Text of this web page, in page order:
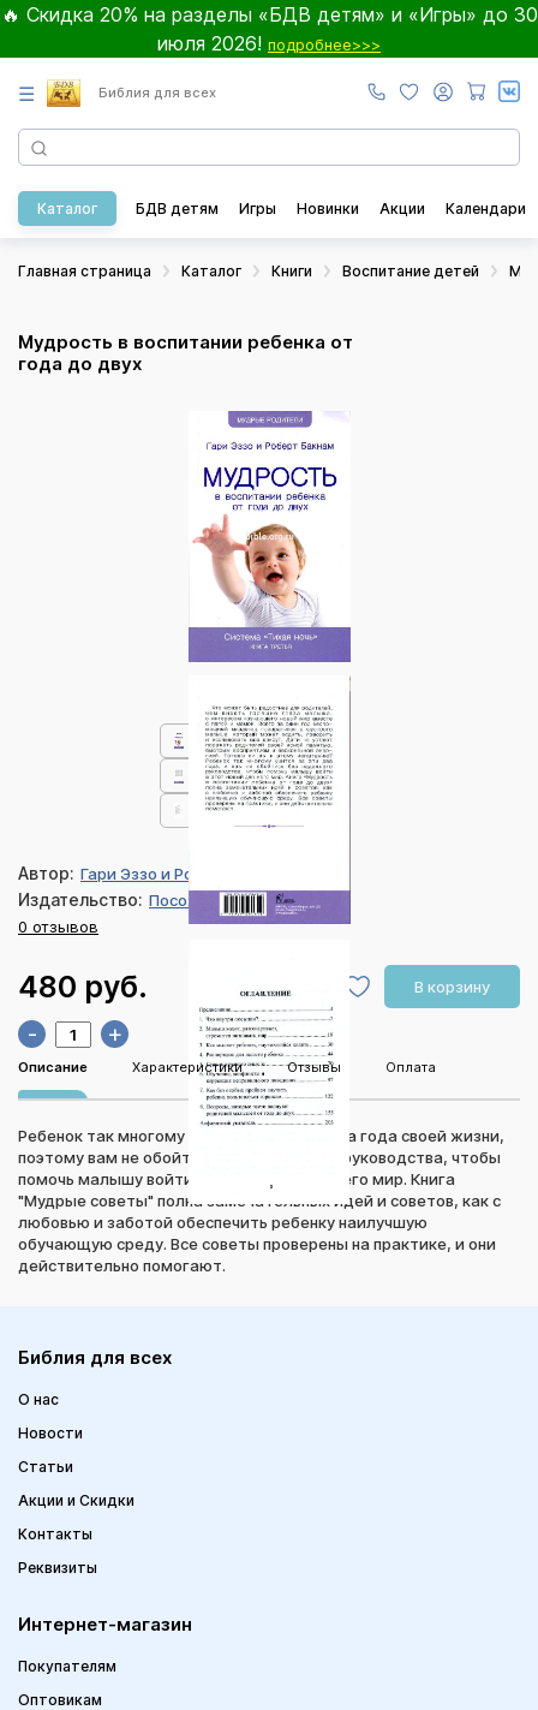
🔥 Скидка 20% на разделы «БДВ детям» и «Игры» до 30
июля 2026! подробнее>>>
☰ Библия для всех
Каталог БДВ детям Игры Новинки Акции Календари
Главная страница Каталог Книги Воспитание детей
Мудрость в воспитании ребенка от
года до двух
Автор: Гари Эззо и Роберт Бакнам
Издательство: Посох
0 отзывов
480 руб. В корзину
- +
Описание Характеристики Отзывы Оплата
Ребенок так многому учится за первые два года своей жизни,
поэтому вам не обойтись без надежного руководства, чтобы
помочь малышу войти в этот новый для него мир. Книга
"Мудрые советы" полна замечательных идей и советов, как с
любовью и заботой обеспечить ребенку наилучшую
обучающую среду. Все советы проверены на практике, и они
действительно помогают.
Библия для всех
О нас
Новости
Статьи
Акции и Скидки
Контакты
Реквизиты
Интернет-магазин
Покупателям
Оптовикам